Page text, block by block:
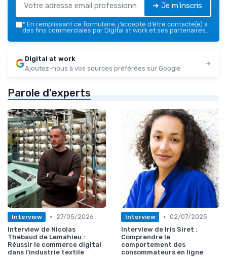
➔ Je m'inscris
* En remplissant ce formulaire, j’accepte d’être contacté(e) à
des fins commerciales par Digital at work et ses partenaires.
Digital at work
Ajoutez-nous à vos sources préférées sur Google
Parole d'experts
Interview •
27/05/2026
Interview de Nicolas
Thebaud de Lemahieu :
Réussir le commerce digital
dans l’industrie textile
Interview • 02/07/2025
Interview de Iris Siret :
Comprendre le
comportement des
consommateurs en ligne